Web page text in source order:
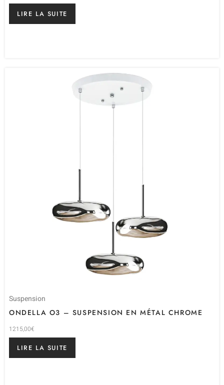
LIRE LA SUITE
Suspension
ONDELLA O3 – SUSPENSION EN MÉTAL CHROME
1215,00€
LIRE LA SUITE